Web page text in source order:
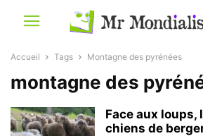
Accueil Tags Montagne des pyrénées
montagne des
Face aux loups,
chiens de